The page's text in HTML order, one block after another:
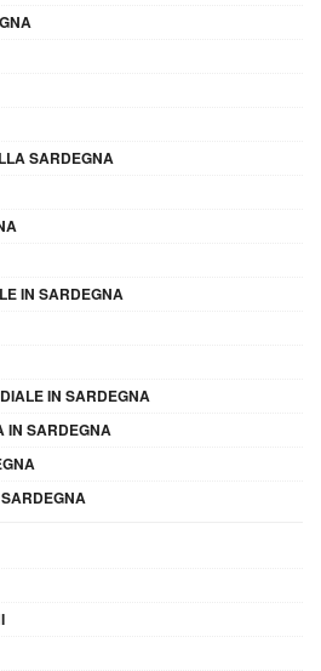
SARDEGNA
IN SARDEGNA
IN SARDEGNA
IN SARDEGNA